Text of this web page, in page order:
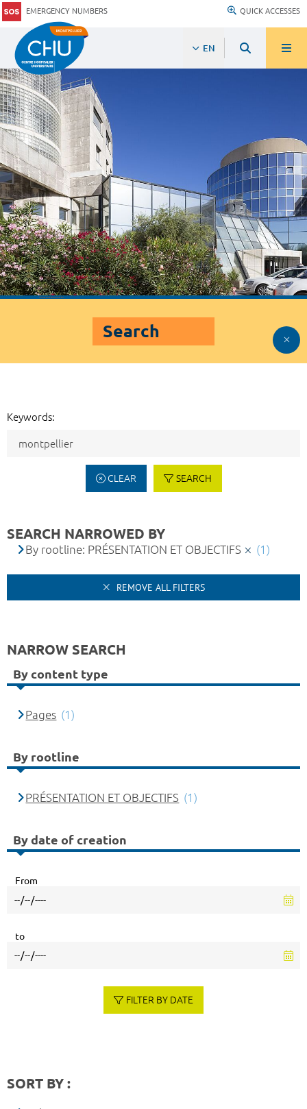
EMERGENCY NUMBERS QUICK ACCESSES
EN
Search
Keywords:
CLEAR SEARCH
SEARCH NARROWED BY
By rootline: PRÉSENTATION ET OBJECTIFS (1)
REMOVE ALL FILTERS
NARROW SEARCH
By content type
Pages (1)
By rootline
PRÉSENTATION ET OBJECTIFS (1)
By date of creation
From
to
FILTER BY DATE
SORT BY :